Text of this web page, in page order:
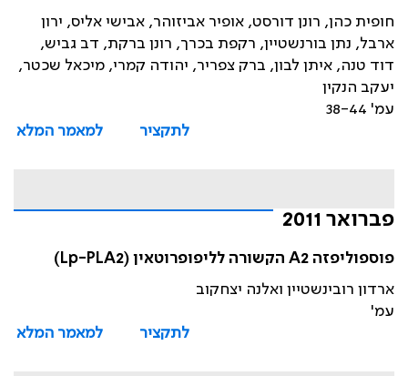
חופית כהן, רונן דורסט, אופיר אביזוהר, אבישי אליס, ירון
ארבל, נתן בורנשטיין, רקפת בכרך, רונן ברקת, דב גביש,
דוד טנה, איתן לבון, ברק צפריר, יהודה קמרי, מיכאל שכטר,
יעקב הנקין
עמ' 38-44
לתקציר
למאמר המלא
פברואר 2011
פוספוליפזה A2 הקשורה לליפופרוטאין (Lp-PLA2)
ארדון רובינשטיין ואלנה יצחקוב
עמ'
לתקציר
למאמר המלא